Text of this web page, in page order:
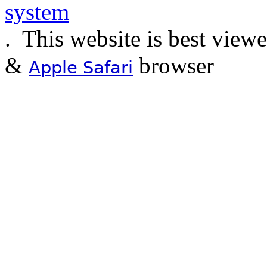
. This website is best
& Apple Safari browser